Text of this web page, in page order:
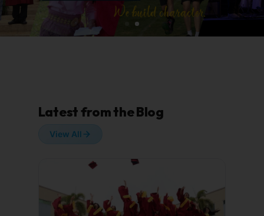
Latest from the Blog
View All